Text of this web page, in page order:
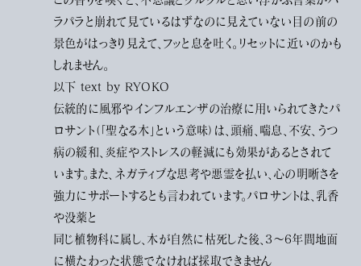
ラパラと崩れて見ているはずなのに見えていない目の前の
景色がはっきり見えて、フッと息を吐く。リセットに近いのかも
しれません。
以下 text by RYOKO
伝統的に風邪やインフルエンザの治療に用いられてきたパ
ロサント（「聖なる木」という意味）は、頭痛、喘息、不安、うつ
病の緩和、炎症やストレスの軽減にも効果があるとされて
います。また、ネガティブな思考や悪霊を払い、心の明晰さを
強力にサポートするとも言われています。パロサントは、乳香
や没薬と
同じ植物科に属し、木が自然に枯死した後、3～6年間地面
に横たわった状態でなければ採取できません